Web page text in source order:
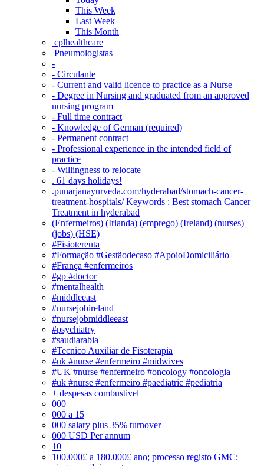
This Week
Last Week
This Month
‎ cplhealthcare‬
Pneumologistas
-
- Circulante
- Current and valid licence to practice as a Nurse
- Degree in Nursing and graduated from an approved
nursing program
- Full time contract
- Knowledge of German (required)
- Permanent contract
- Professional experience in the intended field of
practice
- Willingness to relocate
. 61 days holidays!
.punarjanayurveda.com/hyderabad/stomach-cancer-
treatment-hospitals/ Keywords : Best stomach Cancer
Treatment in hyderabad
(Enfermeiros) (Irlanda) (emprego) (Ireland) (nurses)
(jobs) (HSE)
#Fisiotereuta
#Formação #Gestãodecaso #ApoioDomiciliário
#França #enfermeiros
#gp #doctor
#mentalhealth
#middleeast
#nursejobireland
#nursejobmiddleeast
#psychiatry
#saudiarabia
#Tecnico Auxiliar de Fisoterapia
#uk #nurse #enfermeiro #midwives
#UK #nurse #enfermeiro #oncology #oncologia
#uk #nurse #enfermeiro #paediatric #pediatria
+ despesas combustivel
000
000 a 15
000 salary plus 35% turnover
000 USD Per annum
10
100.000£ a 180.000£ ano; processo registo GMC;